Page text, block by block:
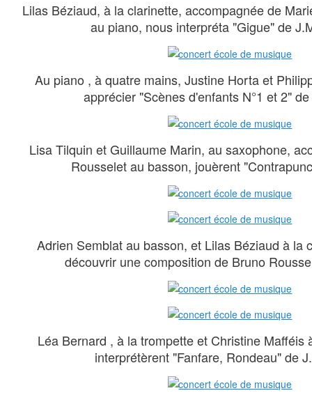
Lilas Béziaud, à la clarinette, accompagnée de
au piano, nous interpréta "Gigue" de
Au piano , à quatre mains, Justine Horta et
apprécier "Scènes d'enfants N°1 et 2"
Lisa Tilquin et Guillaume Marin, au saxophone,
Rousselet au basson, jouèrent
Adrien Semblat au basson, et Lilas Béziaud à la
découvrir une composition de Bruno
Léa Bernard , à la trompette et Christine Mafféis
interprétèrent "Fanfare, Rondeau" de